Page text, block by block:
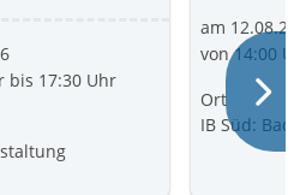
bis 17:30 Uhr
am
von 14:00
Ort
IB Süd: